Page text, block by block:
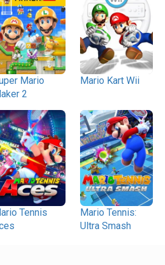
Mario
2
Mario Kart Wii
Tennis
Mario Tennis:
Ultra Smash